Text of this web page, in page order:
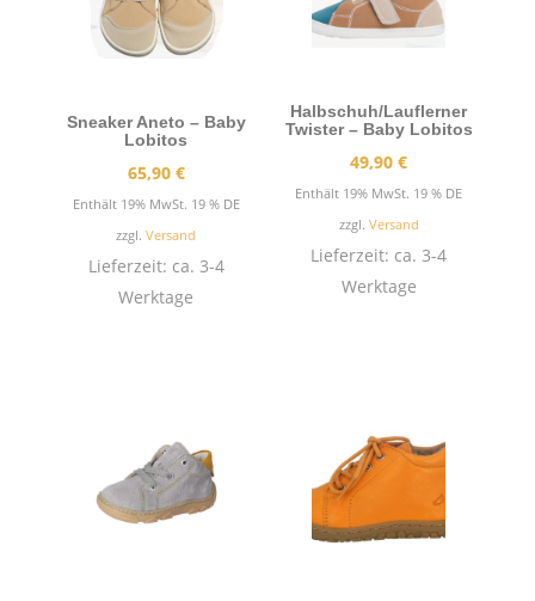
Sneaker Aneto – Baby
Lobitos
65,90 €
Enthält 19% MwSt. 19 % DE
zzgl.Versand
Lieferzeit: ca. 3-4
Werktage
Halbschuh/Lauflerner
Twister – Baby Lobitos
49,90€
Enthält 19% MwSt. 19 % DE
zzgl. Versand
Lieferzeit: ca. 3-4
Werktage